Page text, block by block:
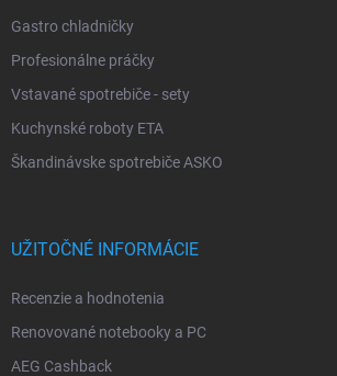
Gastro chladničky
Profesionálne práčky
Vstavané spotrebiče - sety
Kuchynské roboty ETA
Škandinávske spotrebiče ASKO
UŽITOČNÉ INFORMÁCIE
Recenzie a hodnotenia
Renovované notebooky a PC
AEG Cashback